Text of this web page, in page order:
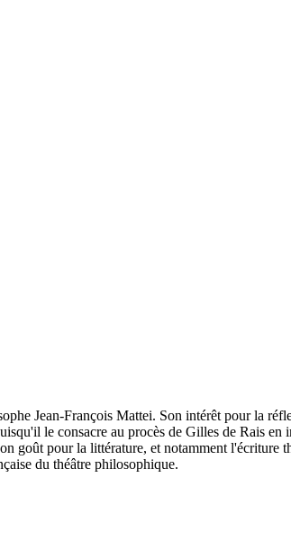
Jean-François Mattei. Son intérêt pour la
le consacre au procès de Gilles de Rais
goût pour la littérature, et notamment l'écriture
du théâtre philosophique.